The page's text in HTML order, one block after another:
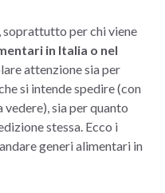
soprattutto per chi viene
in Italia o nel
attenzione sia per
si intende spedire (con
sia per quanto
stessa. Ecco i
generi alimentari in